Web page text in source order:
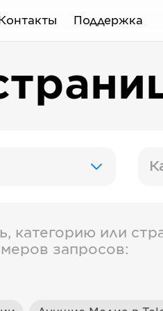
Контакты Поддержка
категорию или
запросов: